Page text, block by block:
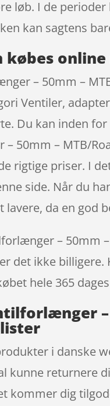
løb. I de
kan sagtens
købes
– 50mm –
Ventiler,
Du kan inden
– 50mm – MTB/
rigtige priser. I
side. Når du
da en god
– 50mm
det ikke
hele 365
i danske
kunne returnere
kommer dig